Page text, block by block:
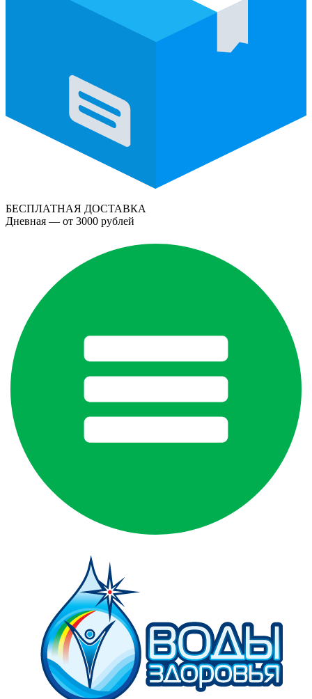
БЕСПЛАТНАЯ ДОСТАВКА
Дневная — от 3000 рублей